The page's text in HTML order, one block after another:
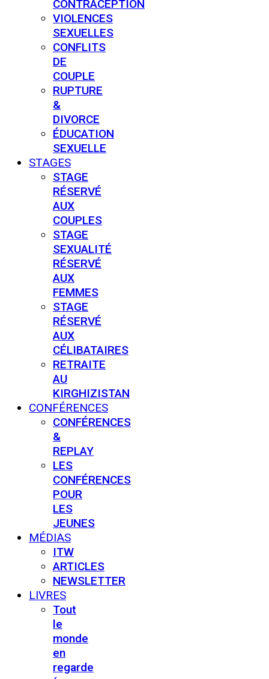
CONTRACEPTION
VIOLENCES
SEXUELLES
CONFLITS
DE
COUPLE
RUPTURE
&
DIVORCE
ÉDUCATION
SEXUELLE
STAGES
STAGE
RÉSERVÉ
AUX
COUPLES
STAGE
SEXUALITÉ
RÉSERVÉ
AUX
FEMMES
STAGE
RÉSERVÉ
AUX
CÉLIBATAIRES
RETRAITE
AU
KIRGHIZISTAN
CONFÉRENCES
CONFÉRENCES
&
REPLAY
LES
CONFÉRENCES
POUR
LES
JEUNES
MÉDIAS
ITW
ARTICLES
NEWSLETTER
LIVRES
Tout
le
monde
en
regarde